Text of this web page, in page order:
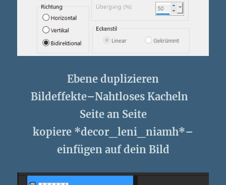
Ebene duplizieren
Bildeffekte–Nahtloses Kacheln
Seite an Seite
kopiere *decor_leni_niamh*–
einfügen auf dein Bild